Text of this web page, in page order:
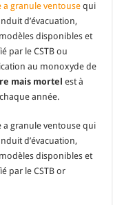
a granule ventouse qui
d’évacuation,
disponibles et
par le CSTB ou
au monoxyde de
mais mortel est à
année.
a granule ventouse qui
d’évacuation,
disponibles et
par le CSTB or